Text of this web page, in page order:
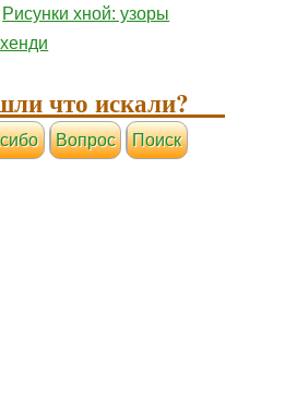
Рисунки хной: узоры
что искали?
Вопрос Поиск